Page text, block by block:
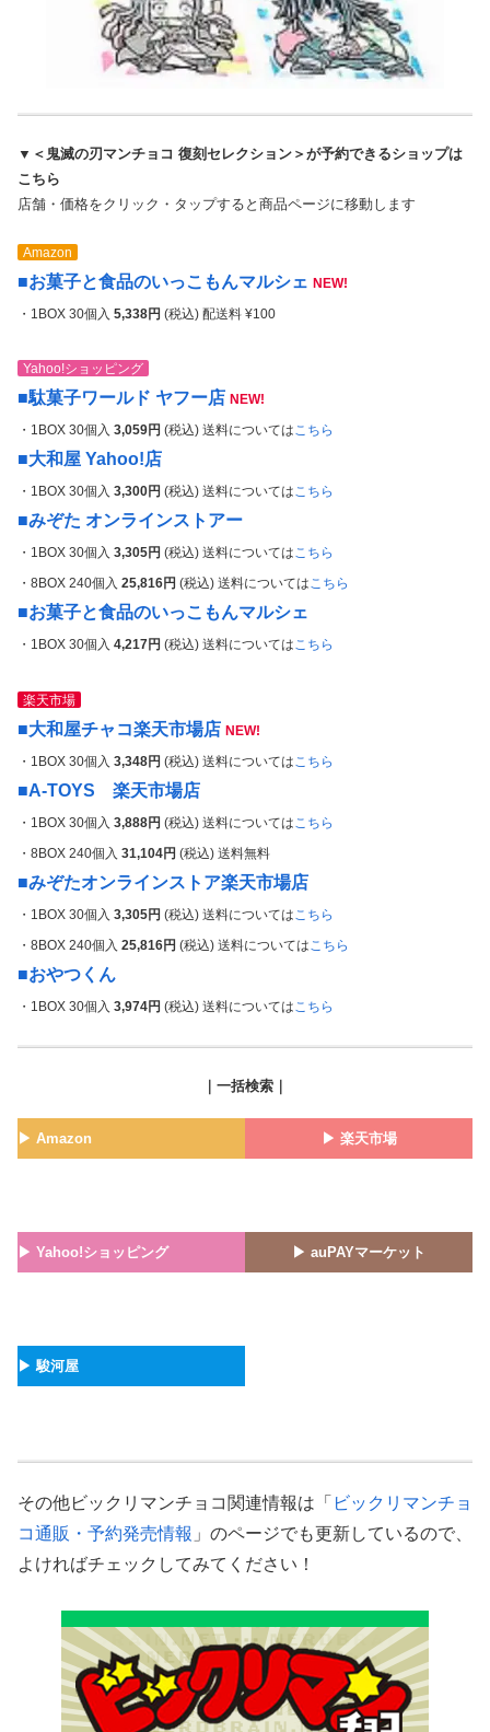
▼＜鬼滅の刃マンチョコ 復刻セレクション＞が予約できるショップは
こちら
店舗・価格をクリック・タップすると商品ページに移動します
Amazon
■お菓子と食品のいっこもんマルシェ NEW!
・1BOX 30個入 5,338円 (税込) 配送料 ¥100
Yahoo!ショッピング
■駄菓子ワールド ヤフー店 NEW!
・1BOX 30個入 3,059円 (税込) 送料についてはこちら
■大和屋 Yahoo!店
・1BOX 30個入 3,300円 (税込) 送料についてはこちら
■みぞた オンラインストアー
・1BOX 30個入 3,305円 (税込) 送料についてはこちら
・8BOX 240個入 25,816円 (税込) 送料についてはこちら
■お菓子と食品のいっこもんマルシェ
・1BOX 30個入 4,217円 (税込) 送料についてはこちら
楽天市場
■大和屋チャコ楽天市場店 NEW!
・1BOX 30個入 3,348円 (税込) 送料については こちら
■A-TOYS 楽天市場店
・1BOX 30個入 3,888円 (税込) 送料については こちら
・8BOX 240個入 31,104円 (税込) 送料無料
■みぞたオンラインストア楽天市場店
・1BOX 30個入 3,305円 (税込) 送料については こちら
・8BOX 240個入 25,816円 (税込) 送料については こちら
■おやつくん
・1BOX 30個入 3,974円 (税込) 送料については こちら
｜一括検索｜
▶︎ Amazon ▶︎ 楽天市場
▶︎ Yahoo!ショッピング ▶︎ auPAYマーケット
▶︎ 駿河屋
その他ビックリマンチョコ関連情報は「 ビックリマンチョ
コ通販・予約発売情報 」のページでも更新しているので、
よければチェックしてみてください！